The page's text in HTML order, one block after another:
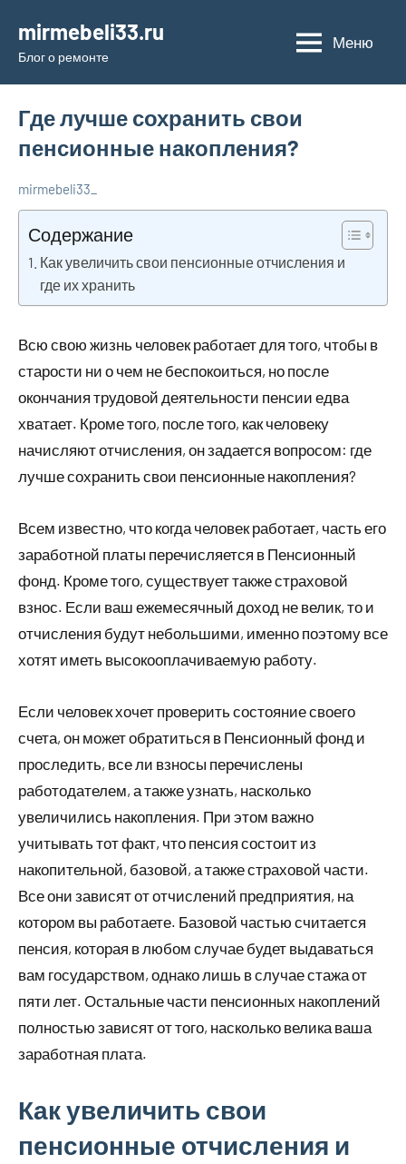
содержимому
mirmebeli33.ru
Блог о ремонте
Меню
Где лучше сохранить свои
пенсионные накопления?
бизнесе и
финансах
mirmebeli33_
Содержание
Как увеличить свои пенсионные отчисления и
где их хранить
Всю свою жизнь человек работает для того, чтобы в
старости ни о чем не беспокоиться, но после
окончания трудовой деятельности пенсии едва
хватает. Кроме того, после того, как человеку
начисляют отчисления, он задается вопросом: где
лучше сохранить свои пенсионные накопления?
Всем известно, что когда человек работает, часть его
заработной платы перечисляется в Пенсионный
фонд. Кроме того, существует также страховой
взнос. Если ваш ежемесячный доход не велик, то и
отчисления будут небольшими, именно поэтому все
хотят иметь высокооплачиваемую работу.
Если человек хочет проверить состояние своего
счета, он может обратиться в Пенсионный фонд и
проследить, все ли взносы перечислены
работодателем, а также узнать, насколько
увеличились накопления. При этом важно
учитывать тот факт, что пенсия состоит из
накопительной, базовой, а также страховой части.
Все они зависят от отчислений предприятия, на
котором вы работаете. Базовой частью считается
пенсия, которая в любом случае будет выдаваться
вам государством, однако лишь в случае стажа от
пяти лет. Остальные части пенсионных накоплений
полностью зависят от того, насколько велика ваша
заработная плата.
Как увеличить свои
пенсионные отчисления и